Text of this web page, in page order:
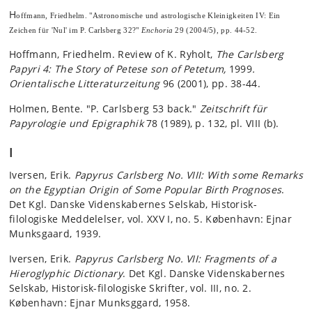
Hoffmann, Friedhelm. "Astronomische und astrologische Kleinigkeiten IV: Ein
Zeichen für 'Nul' im P. Carlsberg 32?" Enchoria 29 (2004/5), pp. 44-52.
Hoffmann, Friedhelm. Review of K. Ryholt, The Carlsberg
Papyri 4: The Story of Petese son of Petetum, 1999.
Orientalische Litteraturzeitung96 (2001), pp. 38-44.
Holmen, Bente. "P. Carlsberg 53 back." Zeitschrift für
Papyrologie und Epigraphik78 (1989), p. 132, pl. VIII (b).
I
Iversen, Erik. Papyrus Carlsberg No. VIII: With some Remarks
on the Egyptian Origin of Some Popular Birth Prognoses.
Det Kgl. Danske Videnskabernes Selskab, Historisk-
filologiske Meddelelser, vol. XXV I, no. 5. København: Ejnar
Munksgaard, 1939.
Iversen, Erik. Papyrus Carlsberg No. VII: Fragments of a
Hieroglyphic Dictionary. Det Kgl. Danske Videnskabernes
Selskab, Historisk-filologiske Skrifter, vol. III, no. 2.
København: Ejnar Munksggard, 1958.